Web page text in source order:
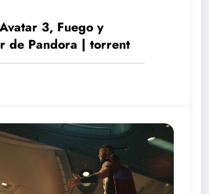
3, Fuego y
de Pandora | torrent